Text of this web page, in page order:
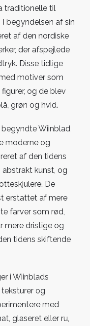
traditionelle til
begyndelsen af sin
af den nordiske
der afspejlede
Disse tidlige
motiver som
og de blev
grøn og hvid.
begyndte Wiinblad
moderne og
af den tidens
kunst, og
De
erstattet af mere
farver som rød,
mere dristige og
tidens skiftende
i Wiinblads
og
med
glaseret eller ru,